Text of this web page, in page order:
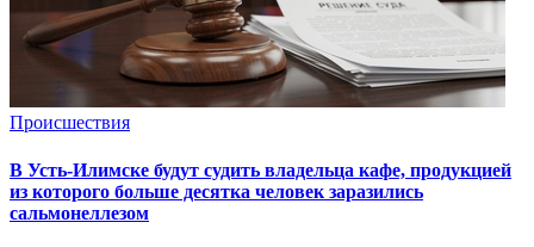
Происшествия
В Усть-Илимске будут судить владельца кафе, продукцией
из которого больше десятка человек заразились
сальмонеллезом